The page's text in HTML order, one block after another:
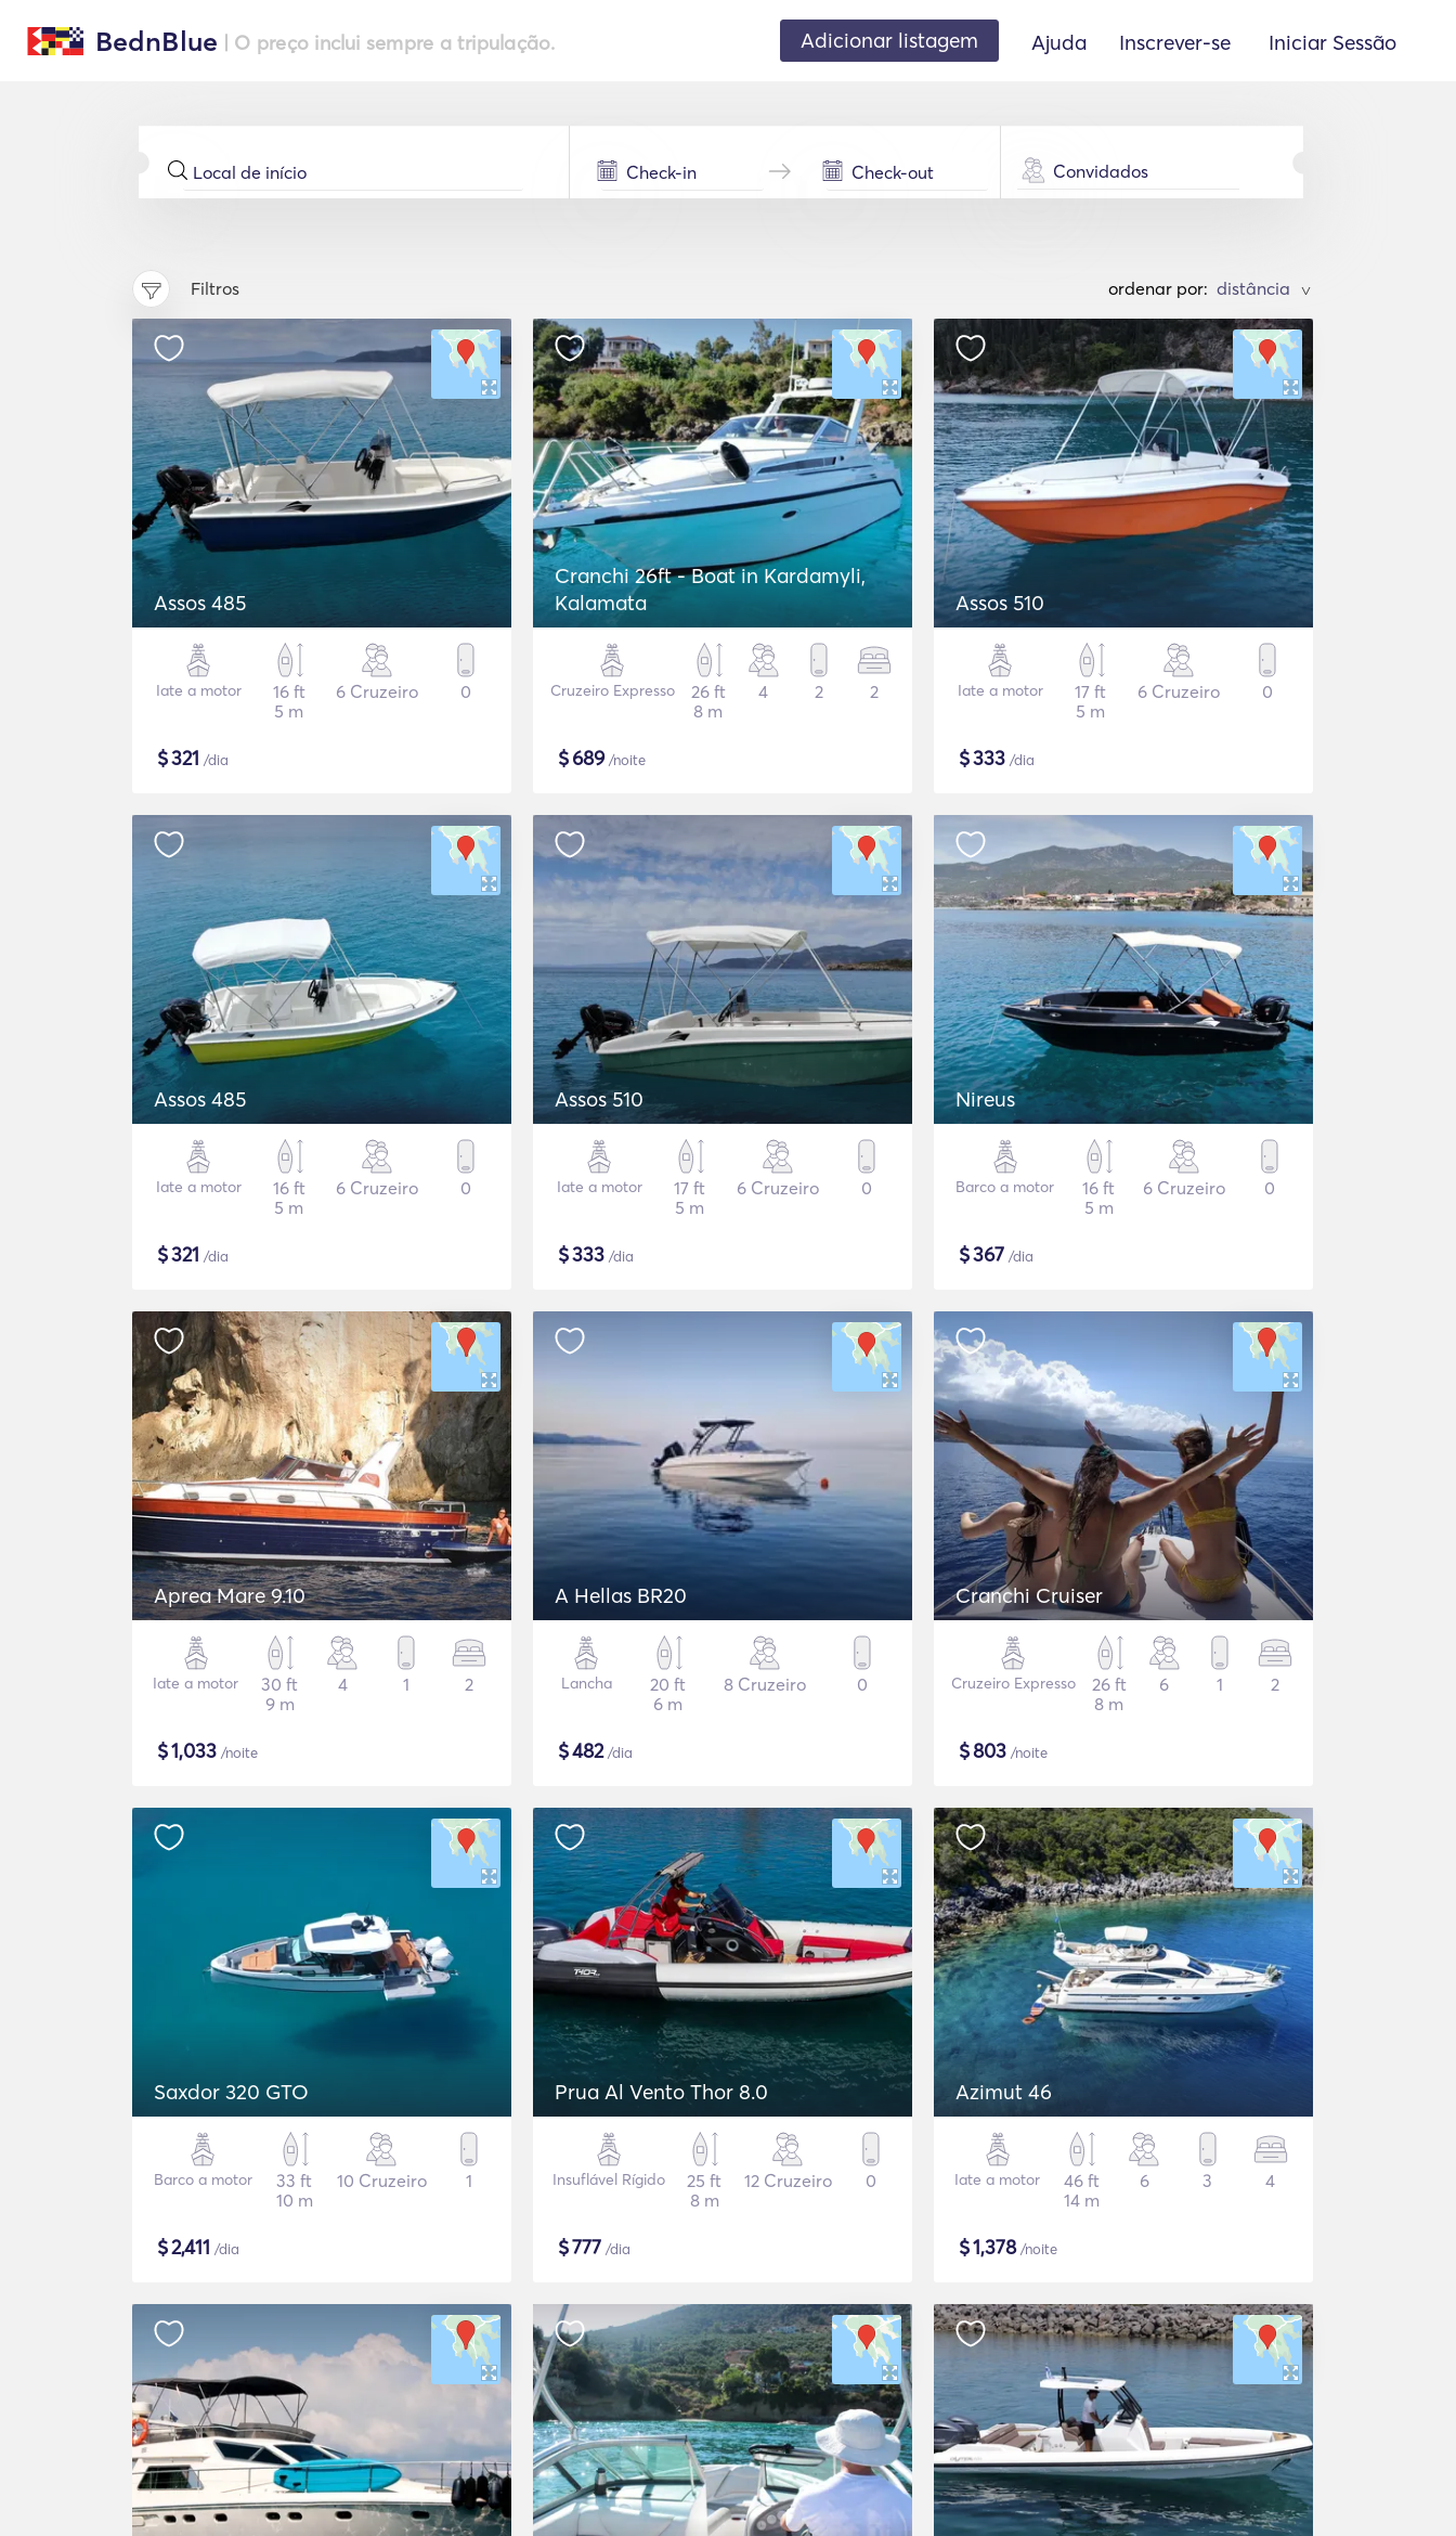
BednBlue | O preço inclui sempre a tripulação. Adicionar listagem Ajuda Inscrever-se Iniciar Sessão
Convidados
Filtros ordenar por: >
Assos 485
Iate a motor
16 ft
5 m
6 Cruzeiro 0
$321 /dia
Cranchi 26ft - Boat in Kardamyli,
Kalamata
Cruzeiro Expresso
26 ft
8 m
4 2 2
$689/noite
Assos 510
Iate a motor
17 ft
5 m
6 Cruzeiro 0
$333 /dia
Assos 485
Iate a motor
16 ft
5 m
6 Cruzeiro 0
$321 /dia
Assos 510
Iate a motor
17 ft
5 m
6 Cruzeiro 0
$333 /dia
Nireus
Barco a motor
16 ft
5 m
6 Cruzeiro 0
$367 /dia
Aprea Mare 9.10
Iate a motor
30 ft
9 m
4 1 2
$1,033 /noite
A Hellas BR20
Lancha
20 ft
6 m
8 Cruzeiro 0
$482/dia
Cranchi Cruiser
Cruzeiro Expresso
26 ft
8 m
6 1 2
$803 /noite
Saxdor 320 GTO
Barco a motor
33 ft
10 m
10 Cruzeiro 1
$2,411 /dia
Prua Al Vento Thor 8.0
Insuflável Rígido
25 ft
8 m
12 Cruzeiro 0
$777 /dia
Azimut 46
Iate a motor
46 ft
14 m
6 3 4
$1,378/noite